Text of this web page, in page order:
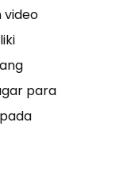
video
para